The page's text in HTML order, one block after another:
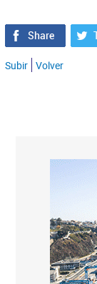
Subir Volver